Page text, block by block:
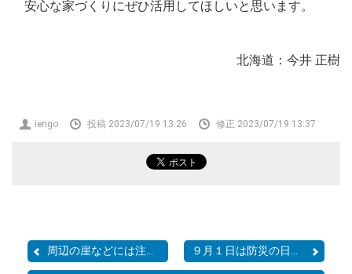
安心な家づくりにぜひ活用してほしいと思います。
北海道：今井 正樹
iengo 投稿 2023/07/19 13:26 修正 2023/07/19 13:37
周辺の崖などには注意して... ９月１日は防災の日 その２